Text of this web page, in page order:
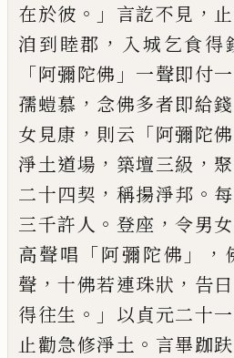
在於彼 。」 言訖不見 ，
洎到睦郡 ， 入城乞食得
「阿彌陀佛 」 一聲即付
孺螘慕 ， 念佛多者即給錢
女見康 ， 則云 「阿彌陀佛
淨土道場 ， 築壇三級 ，
二十四契 ， 稱揚淨邦 。
三千許人 。 登座 ，令男
高聲唱 「阿彌陀佛 」，
聲 ，十佛若連珠狀 ， 告曰
得往生 。」 以貞元二十
止勸急修淨土 。 言畢跏趺